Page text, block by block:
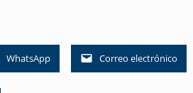
WhatsApp Correo electrónico